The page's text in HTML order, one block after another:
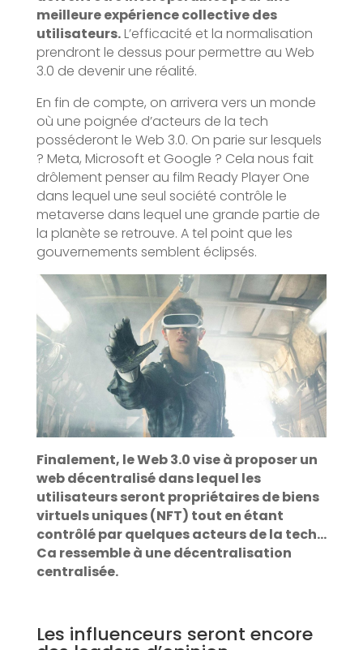
meilleure expérience collective des
utilisateurs.L’efficacité et la normalisation
prendront le dessus pour permettre au Web
3.0 de devenir une réalité.
En fin de compte, on arrivera vers un monde
où une poignée d’acteurs de la tech
posséderont le Web 3.0. On parie sur lesquels
? Meta, Microsoft et Google ? Cela nous fait
drôlement penser au film Ready Player One
dans lequel une seul société contrôle le
metaverse dans lequel une grande partie de
la planète se retrouve. A tel point que les
gouvernements semblent éclipsés.
Finalement, le Web 3.0 vise à proposer un
web décentralisé dans lequel les
utilisateurs seront propriétaires de biens
virtuels uniques (NFT) tout en étant
contrôlé par quelques acteurs de la tech…
Ca ressemble à une décentralisation
centralisée.
Les influenceurs seront encore